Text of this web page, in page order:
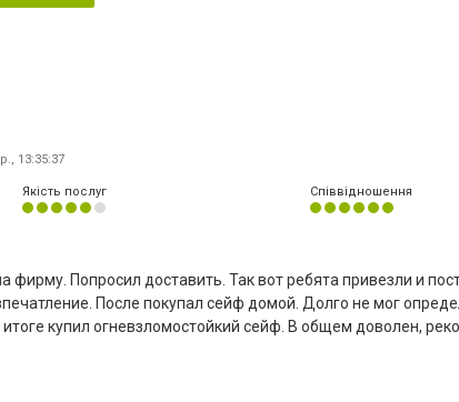
13:35:37
Якість послуг Співвідношення
Попросил доставить. Так вот ребята привезли и
После покупал сейф домой. Долго не мог
купил огневзломостойкий сейф. В общем доволен,